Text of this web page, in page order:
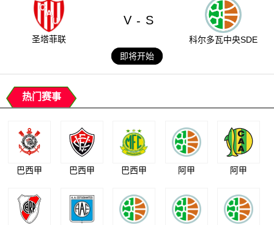
圣塔菲联
V - S
科尔多瓦中央SDE
即将开始
热门赛事
巴西甲 巴西甲 巴西甲 阿甲 阿甲